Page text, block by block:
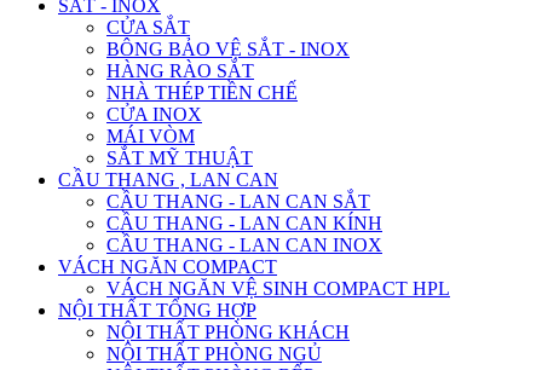
SẮT - INOX
CỬA SẮT
BÔNG BẢO VỆ SẮT - INOX
HÀNG RÀO SẮT
NHÀ THÉP TIỀN CHẾ
CỬA INOX
MÁI VÒM
SẮT MỸ THUẬT
CẦU THANG , LAN CAN
CẦU THANG - LAN CAN SẮT
CẦU THANG - LAN CAN KÍNH
CẦU THANG - LAN CAN INOX
VÁCH NGĂN COMPACT
VÁCH NGĂN VỆ SINH COMPACT HPL
NỘI THẤT TỔNG HỢP
NỘI THẤT PHÒNG KHÁCH
NỘI THẤT PHÒNG NGỦ